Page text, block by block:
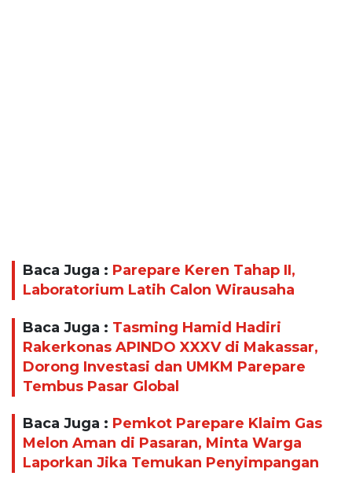
Baca Juga : Parepare Keren Tahap II,
Laboratorium Latih Calon Wirausaha
Baca Juga : Tasming Hamid Hadiri
Rakerkonas APINDO XXXV di Makassar,
Dorong Investasi dan UMKM Parepare
Tembus Pasar Global
Baca Juga : Pemkot Parepare Klaim Gas
Melon Aman di Pasaran, Minta Warga
Laporkan Jika Temukan Penyimpangan